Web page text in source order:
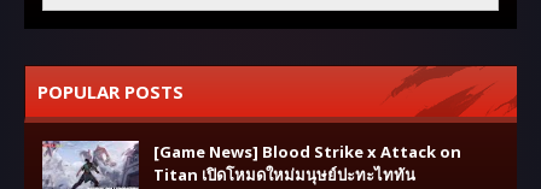
POPULAR POSTS
[Game News] Blood Strike x Attack on
Titan เปิดโหมดใหม่มนุษย์ปะทะไททัน